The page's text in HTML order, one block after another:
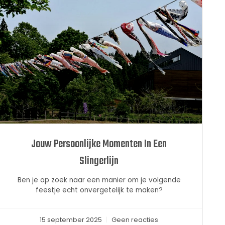
Jouw Persoonlijke Momenten In Een
Slingerlijn
Ben je op zoek naar een manier om je volgende
feestje echt onvergetelijk te maken?
15 september 2025 Geen reacties